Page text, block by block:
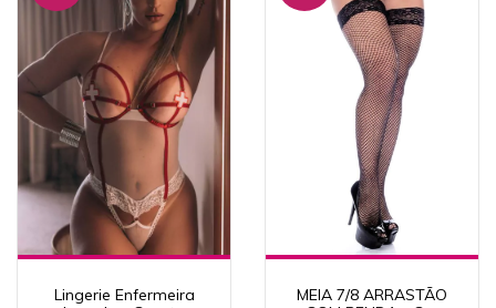
Lingerie Enfermeira
MEIA 7/8 ARRASTÃO